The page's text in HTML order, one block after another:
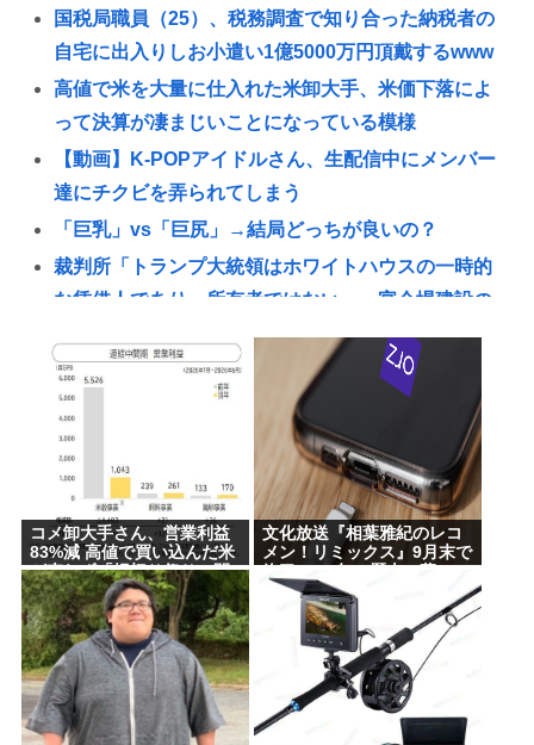
国税局職員（25）、税務調査で知り合った納税者の
自宅に出入りしお小遣い1億5000万円頂戴するwww
高値で米を大量に仕入れた米卸大手、米価下落によ
って決算が凄まじいことになっている模様
【動画】K-POPアイドルさん、生配信中にメンバー
達にチクビを弄られてしまう
「巨乳」vs「巨尻」→結局どっちが良いの？
裁判所「トランプ大統領はホワイトハウスの一時的
な賃借人であり、所有者ではない」、宴会場建設の
【朗報】菅直人元総理、再評価されるwww
ロシアがNATOの結束を試す可能性、米情報分析で判
明
【画像】たぬき顔の女の子ってなんであんな魅力的
なん？ 【Pickup07091607】
【衝撃】ちいかわ作者さん、総額30億超の大豪邸を
建てるwww
東浩紀さん、右からも左からも叩かれる「ポジショ
ントークをしないからこそ信頼できる」と擁護され
るwww
イチローの晩年(2011-2019)の成績、流石に擁護でき
コメ卸大手さん、営業利益
83%減 高値で買い込んだ米
が売れず「損切り祭り」開
幕へ
文化放送『相葉雅紀のレコ
メン！リミックス』9月末で